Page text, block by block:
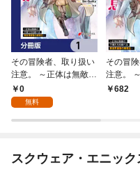
その冒険者、取り扱い
注意。 ～正体は無敵の
下僕たちを統べる異世
界最強の魔導王～【分
0
無料
その冒
注意。
下僕た
682
スクウェア・エニッ